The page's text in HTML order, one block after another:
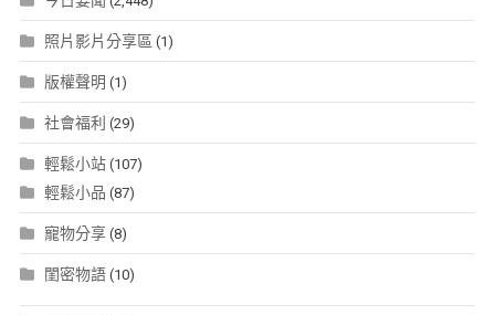
照片影片分享區 (1)
版權聲明 (1)
社會福利 (29)
輕鬆小站(107)
輕鬆小品 (87)
寵物分享(8)
閨密物語(10)